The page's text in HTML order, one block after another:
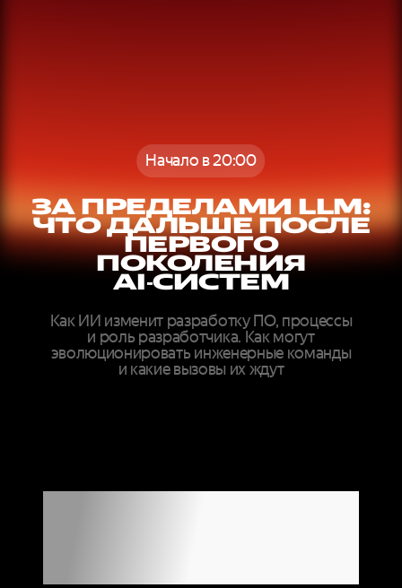
Начало в 20:00
ЗА ПРЕДЕЛАМИ LLM:
ЧТО ДАЛЬШЕ ПОСЛЕ
ПЕРВОГО
ПОКОЛЕНИЯ
AI‑СИСТЕМ
Как ИИ изменит разработку ПО, процессы
и роль разработчика. Как могут
эволюционировать инженерные команды
и какие вызовы их ждут